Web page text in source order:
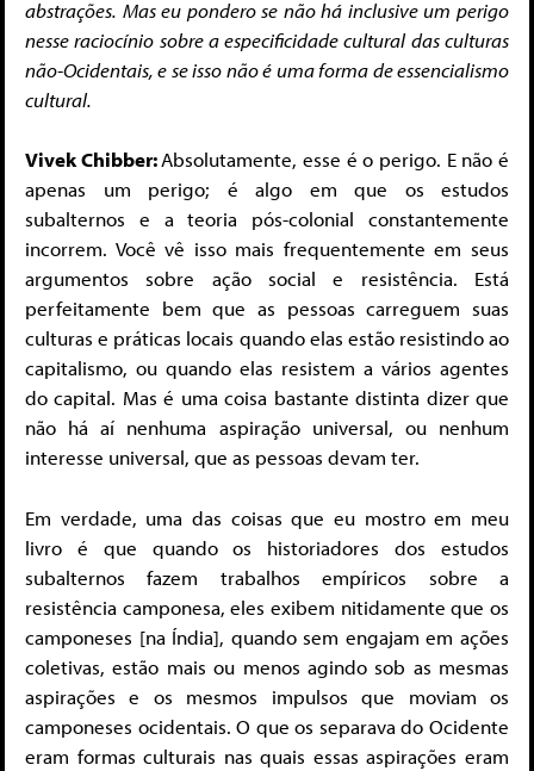
abstrações. Mas eu pondero se não há inclusive um perigo
nesse raciocínio sobre a especificidade cultural das culturas
não-Ocidentais, e se isso não é uma forma de essencialismo
cultural.
Vivek Chibber:Absolutamente, esse é o perigo. E não é
apenas um perigo; é algo em que os estudos
subalternos e a teoria pós-colonial constantemente
incorrem. Você vê isso mais frequentemente em seus
argumentos sobre ação social e resistência. Está
perfeitamente bem que as pessoas carreguem suas
culturas e práticas locais quando elas estão resistindo ao
capitalismo, ou quando elas resistem a vários agentes
do capital. Mas é uma coisa bastante distinta dizer que
não há aí nenhuma aspiração universal, ou nenhum
interesse universal, que as pessoas devam ter.
Em verdade, uma das coisas que eu mostro em meu
livro é que quando os historiadores dos estudos
subalternos fazem trabalhos empíricos sobre a
resistência camponesa, eles exibem nitidamente que os
camponeses [na Índia], quando sem engajam em ações
coletivas, estão mais ou menos agindo sob as mesmas
aspirações e os mesmos impulsos que moviam os
camponeses ocidentais. O que os separava do Ocidente
eram formas culturais nas quais essas aspirações eram